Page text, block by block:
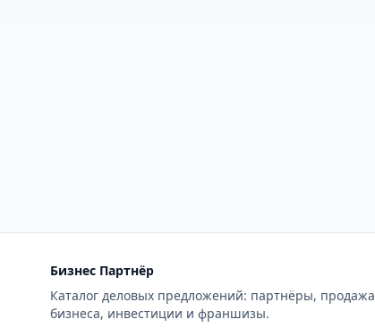
Бизнес Партнёр
Каталог деловых предложений: партнёры, продажа
бизнеса, инвестиции и франшизы.